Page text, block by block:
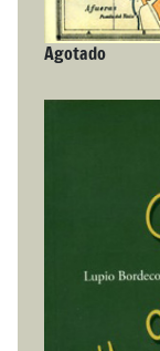
Agotado